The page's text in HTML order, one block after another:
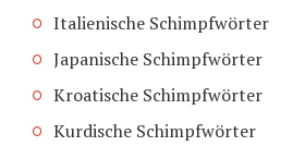
Italienische Schimpfwörter
Japanische Schimpfwörter
Kroatische Schimpfwörter
Kurdische Schimpfwörter